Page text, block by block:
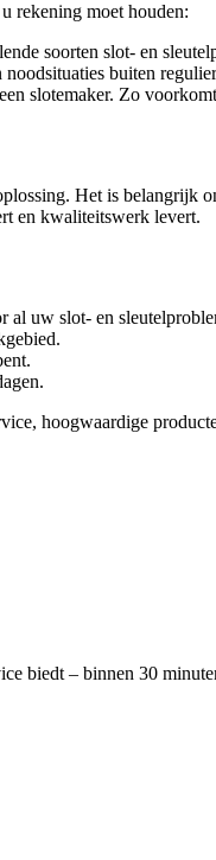
rekening moet houden:
soorten slot- en
buiten
slotemaker. Zo
Het is belangrijk
en kwaliteitswerk levert.
al uw slot- en
hoogwaardige
biedt – binnen 30